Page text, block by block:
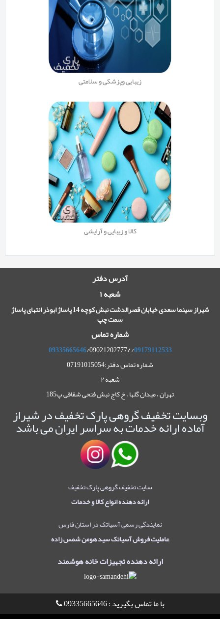
زیبایی وپزشکی و سلامتی
کالا و زیبایی و آرایشی
آدرس دفتر
شعبه ۱
شیراز سینما سعدی خیابان قصرالدشت نبش کوچه 14 پاساژ ابوذر انتهای پاساژ
سمت چپ
شماره تماس
09179112533
/
/
09335665646/09021202777
شماره تماس دفتر:07191015054
شعبه ۲
,تهران ، میدان گلها ، خ کاج نبش فتحی شقاقی پ185
وبسایت تخفیف گروهی پارک تخفیف در شیراز
آماده ارائه خدمات به سراسر ایران می باشد
سایت تخفیف گروهی پارک تخفیف
ارائه دهنده انواع کالا و خدمات
نمایندگی رسمی آسیاتک در استان فارس
عاملیت فروش آسیاتک سید هومن شمس زاده
ارائه دهنده تجهیزات خانه هوشمند
با ما تماس بگیرید : 09335665646